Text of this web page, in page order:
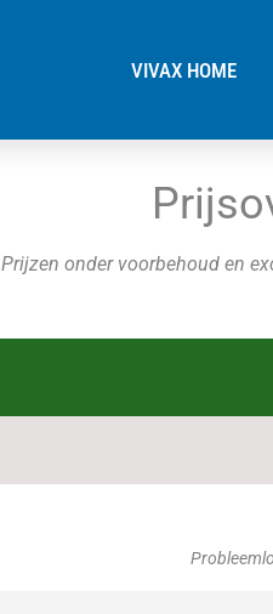
VIVAX HOME
Prijzen onder voorbehoud en